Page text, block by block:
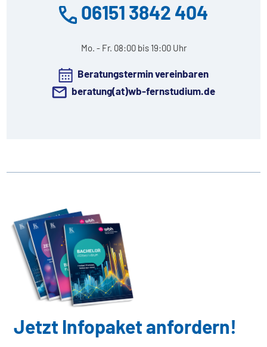
06151 3842 404
Mo. - Fr. 08:00 bis 19:00 Uhr
Beratungstermin vereinbaren
beratung(at)wb-fernstudium.de
Jetzt Infopaket anfordern!